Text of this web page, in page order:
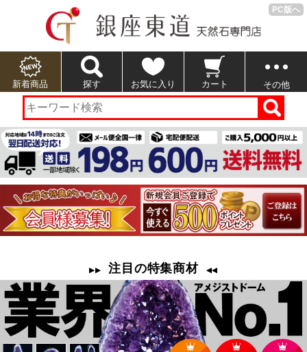
PC版へ
新着商品 探す お気に入り カート その他